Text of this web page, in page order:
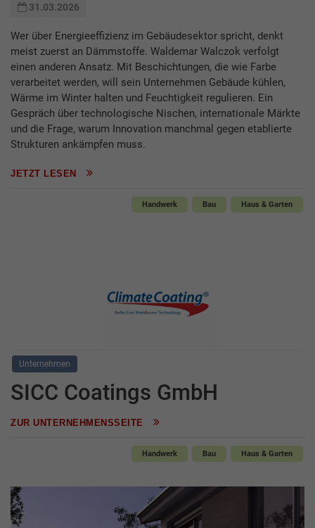
31.03.2026
Wer über Energieeffizienz im Gebäudesektor spricht, denkt
meist zuerst an Dämmstoffe. Waldemar Walczok verfolgt
einen anderen Ansatz. Mit Beschichtungen, die wie Farbe
verarbeitet werden, will sein Unternehmen Gebäude kühlen,
Wärme im Winter halten und Feuchtigkeit regulieren. Ein
Gespräch über technologische Nischen, internationale Märkte
und die Frage, warum Innovation manchmal gegen etablierte
Strukturen ankämpfen muss.
JETZT LESEN
Handwerk Bau Haus & Garten
Unternehmen
SICC Coatings GmbH
ZUR UNTERNEHMENSSEITE
Handwerk Bau Haus & Garten